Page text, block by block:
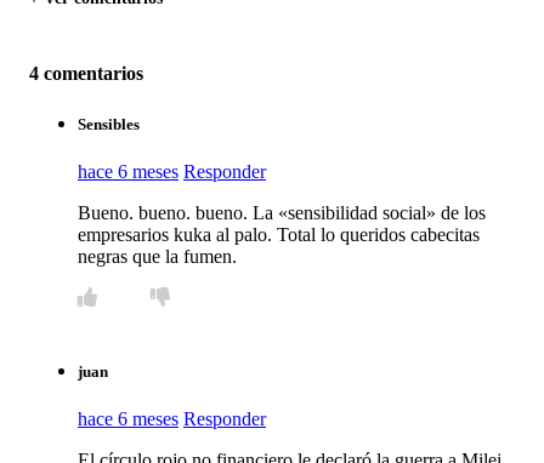
4 comentarios
Sensibles
hace 6 meses Responder
Bueno. bueno. bueno. La «sensibilidad social» de los
empresarios kuka al palo. Total lo queridos cabecitas
negras que la fumen.
juan
hace 6 meses Responder